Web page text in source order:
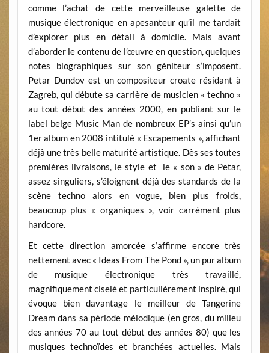
comme l’achat de cette merveilleuse galette de
musique électronique en apesanteur qu’il me tardait
d’explorer plus en détail à domicile. Mais avant
d’aborder le contenu de l’œuvre en question, quelques
notes biographiques sur son géniteur s’imposent.
Petar Dundov est un compositeur croate résidant à
Zagreb, qui débute sa carrière de musicien « techno »
au tout début des années 2000, en publiant sur le
label belge Music Man de nombreux EP’s ainsi qu’un
1er album en 2008 intitulé « Escapements », affichant
déjà une très belle maturité artistique. Dès ses toutes
premières livraisons, le style et le « son » de Petar,
assez singuliers, s’éloignent déjà des standards de la
scène techno alors en vogue, bien plus froids,
beaucoup plus « organiques », voir carrément plus
hardcore.
Et cette direction amorcée s’affirme encore très
nettement avec « Ideas From The Pond », un pur album
de musique électronique très travaillé,
magnifiquement ciselé et particulièrement inspiré, qui
évoque bien davantage le meilleur de Tangerine
Dream dans sa période mélodique (en gros, du milieu
des années 70 au tout début des années 80) que les
musiques technoïdes et branchées actuelles. Mais